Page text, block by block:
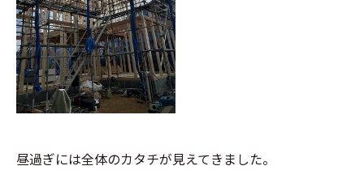
昼過ぎには全体のカタチが見えてきました。